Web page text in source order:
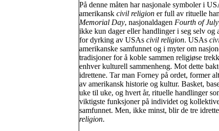
På denne måten har nasjonale symboler i
amerikansk civil religion er full av rituelle
Memorial Day, nasjonaldagen Fourth of July
ikke kun dager eller handlinger i seg selv og
for dyrking av USAs civil religion. USAs
amerikanske samfunnet og i myter om
tradisjoner for å koble sammen religiøse
enhver kulturell sammenheng. Mot dette
idrettene. Tar man Forney på ordet, former
av amerikansk historie og kultur. Basket,
uke til uke, og hvert år, rituelle handlinger
viktigste funksjoner på individet og
samfunnet. Men, ikke minst, blir de tre
religion.